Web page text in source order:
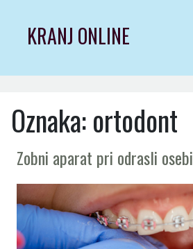
contentKRANJ ONLINE
Oznaka:ortodont
Zobni aparat pri odrasli osebi